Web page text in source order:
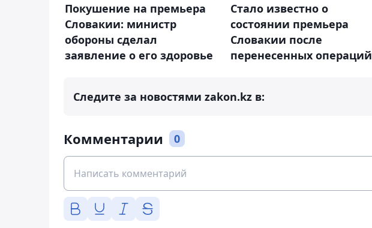
Покушение на премьера
Словакии: министр
обороны сделал
заявление о его здоровье
Стало известно о
состоянии премьера
Словакии после
перенесенных операций
Следите за новостями zakon.kz в:
Комментарии 0